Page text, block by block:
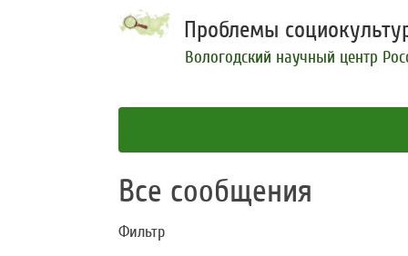
Проблемы
Вологодский научный центр
Все сообщения
Фильтр